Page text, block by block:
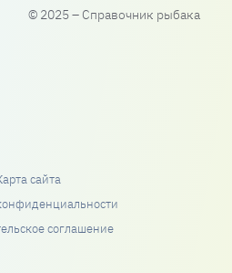
© 2025 – Справочник рыбака
сайта
соглашение